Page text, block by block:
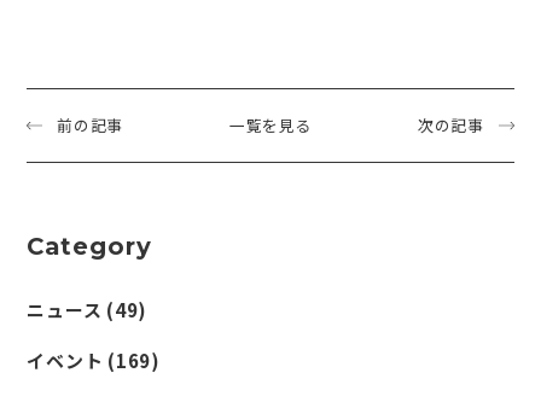
前の記事 一覧を見る 次の記事
Category
ニュース (49)
イベント (169)